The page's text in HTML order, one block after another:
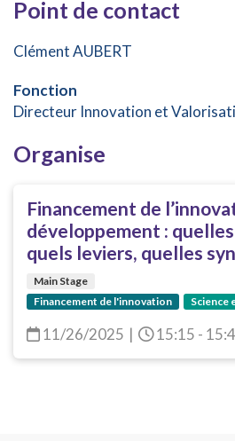
Point de contact
Clément AUBERT
Fonction
Directeur Innovation et
Organise
Financement de
développement :
quels leviers, quelles
Main Stage
Financement de l'innovation
Science
11/26/2025 | 15:15 -